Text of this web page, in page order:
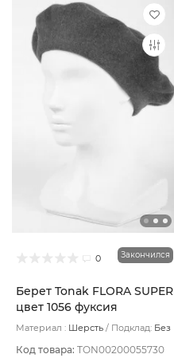
0 Закончился
Берет Tonak FLORA SUPER
цвет 1056 фуксия
Материал : Шерсть Подклад: Без
Код товара: TON00200055730